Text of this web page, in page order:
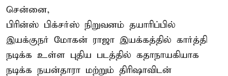
சென்னை,
பிரின்ஸ் பிக்சர்ஸ் நிறுவனம் தயாரிப்பில்
இயக்குநர் மோகன் ராஜா இயக்கத்தில் கார்த்தி
நடிக்க உள்ள புதிய படத்தில் கதாநாயகியாக
நடிக்க நயன்தாரா மற்றும் திரிஷாவிடன்